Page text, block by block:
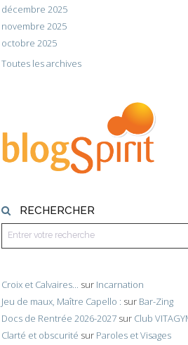
décembre 2025
novembre 2025
octobre 2025
Toutes les archives
RECHERCHER
Croix et Calvaires... sur Incarnation
Jeu de maux, Maître Capello : sur Bar-Zing
Docs de Rentrée 2026-2027 sur Club
Clarté et obscurité sur Paroles et Visages